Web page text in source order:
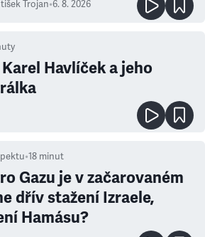
Trojan•6. 8. 2026
Havlíček a jeho
•18 minut
Gazu je v začarovaném
dřív stažení Izraele,
Hamásu?